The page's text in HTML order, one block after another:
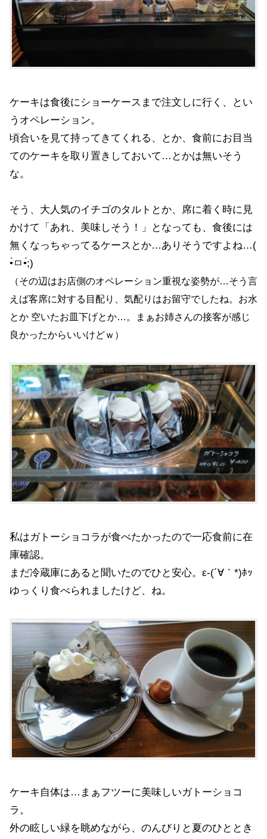
ケーキは食後にショーケースまで注文しに行く、とい
うオペレーション。
頃合いを見て持ってきてくれる、とか、食前にお目当
てのケーキを取り置きしておいて…とかは無いそう
な。
そう、大人気のイチゴのタルトとか、席に着く時に見
かけて「あれ、美味しそう！」となっても、食後には
無くなっちゃってるケースとか…ありそうですよね…(
•̀ㅁ•́;)
（その辺はお店側のオペレーション重視な姿勢が…そう言
えば客席に対する目配り、気配りはお留守でしたね。お水
とか 空いたお皿下げとか…。まぁお姉さんの接客が感じ
良かったからいいけどｗ）
私はガトーショコラが食べたかったので一応食前に在
庫確認。
まだ冷蔵庫にあると聞いたのでひと安心。ε-(´∀｀*)ﾎｯ
ゆっくり食べられましたけど、ね。
ケーキ自体は…まぁフツーに美味しいガトーショコ
ラ。
外の眩しい緑を眺めながら、のんびりと夏のひととき